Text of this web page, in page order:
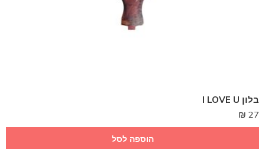
בלון I LOVE U
27
₪
הוספה לסל